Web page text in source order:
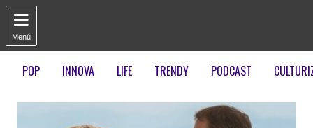

Menú
POP INNOVA LIFE TRENDY PODCAST